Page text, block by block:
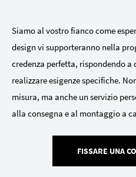
Siamo al vostro fianco come
design vi supporteranno nella
credenza perfetta, rispondendo
realizzare esigenze specifiche.
misura, ma anche un servizio
alla consegna e al montaggio a
FISSARE UNA